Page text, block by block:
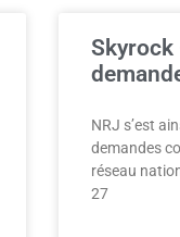
Skyrock
NRJ s’est
demandes
réseau
27